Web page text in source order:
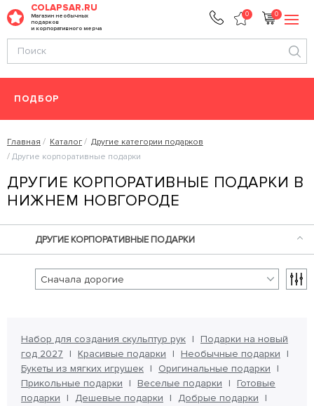
COLAPSAR.RU
Магазин необычных
подарков
и корпоративного мерча
0 0
ПОДБОР
Главная Каталог
Другие категории подарков
Другие корпоративные подарки
ДРУГИЕ КОРПОРАТИВНЫЕ ПОДАРКИ В
НИЖНЕМ НОВГОРОДЕ
ДРУГИЕ КОРПОРАТИВНЫЕ ПОДАРКИ
Набор для создания скульптур рук
Подарки на новый
год 2027
Красивые подарки
Необычные подарки
Букеты из мягких игрушек
Оригинальные подарки
Прикольные подарки
Веселые подарки
Готовые
подарки
Дешевые подарки
Добрые подарки